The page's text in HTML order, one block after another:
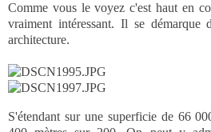
Comme vous le voyez c'est haut en
vraiment intéressant. Il se démarque
architecture.
S'étendant sur une superficie de 66